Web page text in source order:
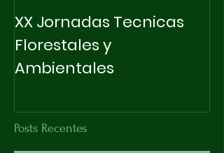
XX Jornadas Tecnicas
Florestales y
Ambientales
Posts Recentes